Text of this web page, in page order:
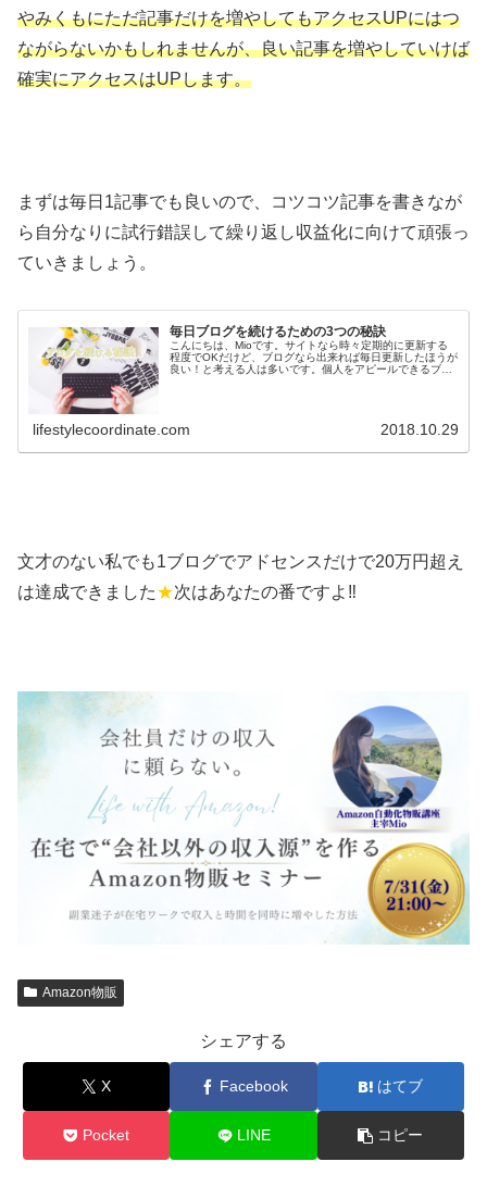
やみくもにただ記事だけを増やしてもアクセスUPにはつ
ながらないかもしれませんが、良い記事を増やしていけば
確実にアクセスはUPします。
まずは毎日1記事でも良いので、コツコツ記事を書きなが
ら自分なりに試行錯誤して繰り返し収益化に向けて頑張っ
ていきましょう。
毎日ブログを続けるための3つの秘訣
こんにちは、Mioです。サイトなら時々定期的に更新する
程度でOKだけど、ブログなら出来れば毎日更新したほうが
良い！と考える人は多いです。個人をアピールできるブロ
lifestylecoordinate.com 2018.10.29
文才のない私でも1ブログでアドセンスだけで20万円超え
は達成できました★次はあなたの番ですよ‼
Amazon物販
シェアする
X Facebook はてブ
Pocket LINE コピー